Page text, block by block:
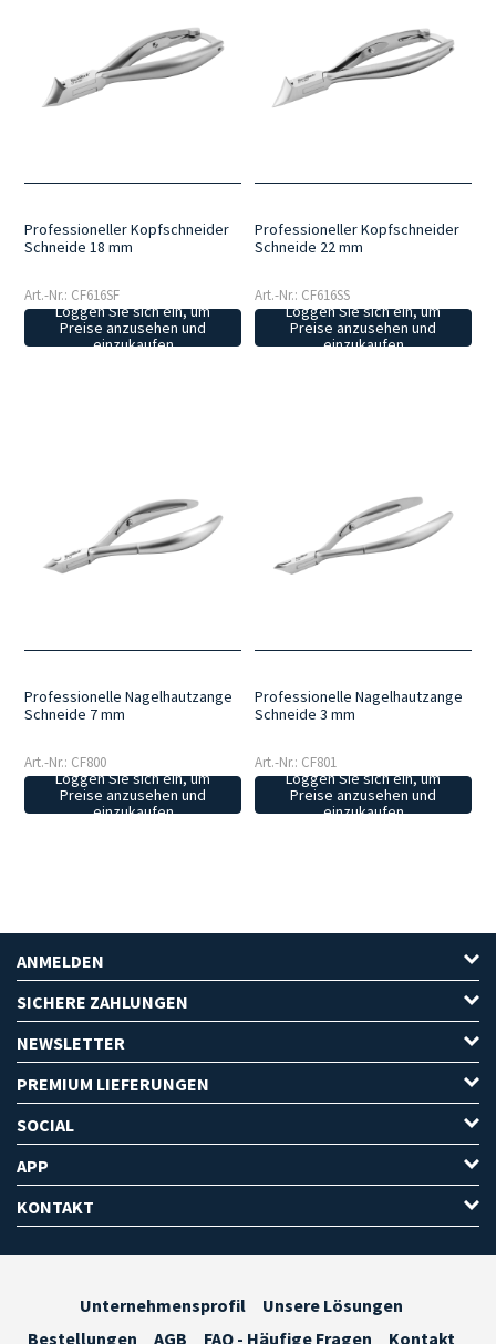
Professioneller Kopfschneider
Schneide 18 mm
Art.-Nr.: CF616SF
Loggen Sie sich ein, um
Preise anzusehen und
einzukaufen
Professioneller Kopfschneider
Schneide 22 mm
Art.-Nr.: CF616SS
Loggen Sie sich ein, um
Preise anzusehen und
einzukaufen
Professionelle Nagelhautzange
Schneide 7 mm
Art.-Nr.: CF800
Loggen Sie sich ein, um
Preise anzusehen und
einzukaufen
Professionelle Nagelhautzange
Schneide 3 mm
Art.-Nr.: CF801
Loggen Sie sich ein, um
Preise anzusehen und
einzukaufen
ANMELDEN
SICHERE ZAHLUNGEN
NEWSLETTER
PREMIUM LIEFERUNGEN
SOCIAL
APP
KONTAKT
Unternehmensprofil
Unsere Lösungen
Bestellungen
AGB FAQ - Häufige Fragen Kontakt